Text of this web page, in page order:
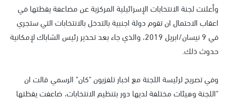
وأعلنت لجنة الانتخابات الإسرائيلية المركزية عن مضاعفة يقظتها في
اعقاب الاحتمال ان تقوم دولة اجنبية بالتدخل بالانتخابات التي ستجري
في 9 نيسان/ابريل 2019، والذي جاء بعد تحذير رئيس الشاباك لإمكانية
حدوث ذلك.
وفي تصريح لرئيسة اللجنة مع اخبار تلفزيون "كان" الرسمي قالت ان
"اللجنة وهيئات مختلفة لديها دور بتنظيم الانتخابات، ضاعفت يقظتها